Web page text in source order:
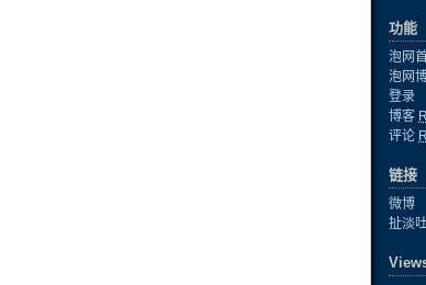
功能
泡网
泡网
登录
博客
评论
链接
微博
扯淡